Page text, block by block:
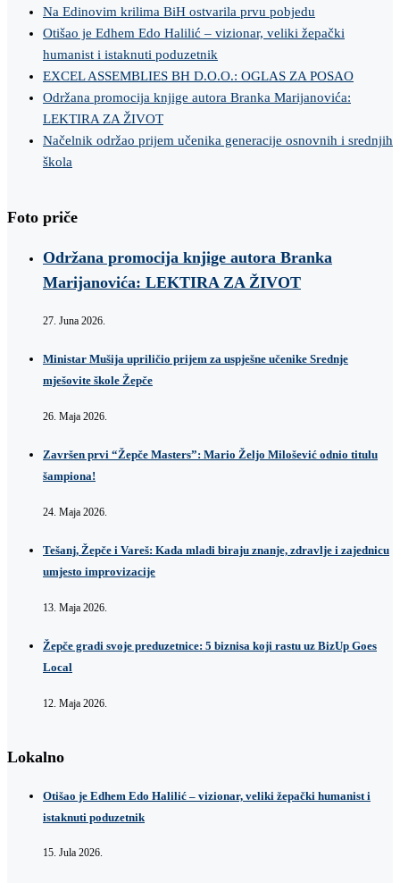
Na Edinovim krilima BiH ostvarila prvu pobjedu
Otišao je Edhem Edo Halilić – vizionar, veliki žepački
humanist i istaknuti poduzetnik
EXCEL ASSEMBLIES BH D.O.O.: OGLAS ZA POSAO
Održana promocija knjige autora Branka Marijanovića:
LEKTIRA ZA ŽIVOT
Načelnik održao prijem učenika generacije osnovnih i srednjih
škola
Foto priče
Održana promocija knjige autora Branka
Marijanovića: LEKTIRA ZA ŽIVOT
27. Juna 2026.
Ministar Mušija upriličio prijem za uspješne učenike Srednje
mješovite škole Žepče
26. Maja 2026.
Završen prvi “Žepče Masters”: Mario Željo Milošević odnio titulu
šampiona!
24. Maja 2026.
Tešanj, Žepče i Vareš: Kada mladi biraju znanje, zdravlje i zajednicu
umjesto improvizacije
13. Maja 2026.
Žepče gradi svoje preduzetnice: 5 biznisa koji rastu uz BizUp Goes
Local
12. Maja 2026.
Lokalno
Otišao je Edhem Edo Halilić – vizionar, veliki žepački humanist i
istaknuti poduzetnik
15. Jula 2026.